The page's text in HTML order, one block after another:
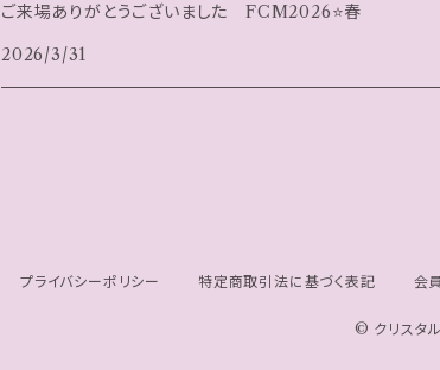
ご来場ありがとうございました FCM2026⭐️春
2026/3/31
プライバシーポリシー 特定商取引法に基づく表記 会
© クリスタ